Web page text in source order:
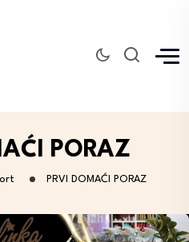
PORAZ
PRVI DOMAĆI PORAZ